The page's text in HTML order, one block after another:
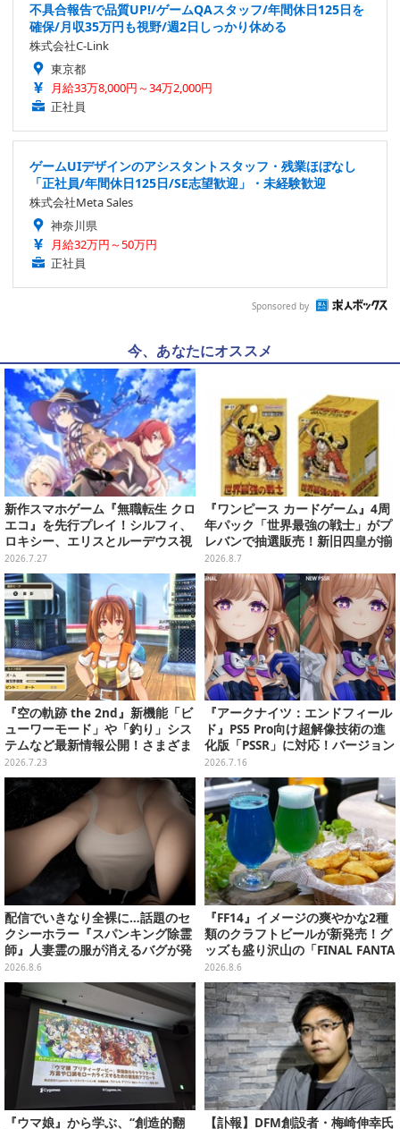
不具合報告で品質UP!/ゲームQAスタッフ/年間休日125日を
確保/月収35万円も視野/週2日しっかり休める
株式会社C-Link
東京都
月給33万8,000円～34万2,000円
正社員
ゲームUIデザインのアシスタントスタッフ・残業ほぼなし
「正社員/年間休日125日/SE志望歓迎」・未経験歓迎
株式会社Meta Sales
神奈川県
月給32万円～50万円
正社員
Sponsored by
今、あなたにオススメ
新作スマホゲーム『無職転生 クロ
エコ』を先行プレイ！シルフィ、
ロキシー、エリスとルーデウス視
点でイチャイチャできるマイルー
ム機能も存在しており……!?
2026.7.27
『ワンピース カードゲーム』4周
年パック「世界最強の戦士」がプ
レバンで抽選販売！新旧四皇が揃
い踏み、刃牙作者が描く「カイド
ウ」も
2026.8.7
『空の軌跡 the 2nd』新機能「ビ
ューワーモード」や「釣り」シス
テムなど最新情報公開！さまざま
なシチュエーションで鑑賞＆撮影
可能
2026.7.23
『アークナイツ：エンドフィール
ド』PS5 Pro向け超解像技術の進
化版「PSSR」に対応！バージョン
1.4「向淵行」で新たな仲間や世
界の冒険がより鮮明に
2026.7.16
配信でいきなり全裸に…話題のセ
クシーホラー『スパンキング除霊
師』人妻霊の服が消えるバグが発
生。「丸裸になる現象を泣きなが
ら修正しました」と現在はアプデ
済み
2026.8.6
『FF14』イメージの爽やかな2種
類のクラフトビールが新発売！グ
ッズも盛り沢山の「FINAL FANTA
SY XIV GOODS SHOP」では巨大
なエーテライトもお出迎え
2026.8.6
『ウマ娘』から学ぶ、“創造的翻
【訃報】DFM創設者・梅崎伸幸氏